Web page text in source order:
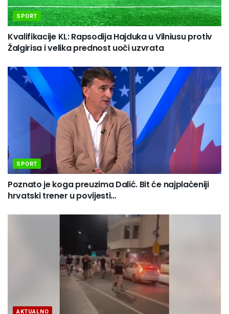
SPORT
Kvalifikacije KL: Rapsodija Hajduka u Vilniusu protiv
Žalgirisa i velika prednost uoči uzvrata
SPORT
Poznato je koga preuzima Dalić. Bit će najplaćeniji
hrvatski trener u povijesti…
AKTUALNO